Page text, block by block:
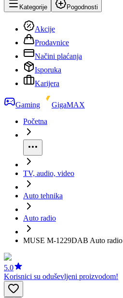
Kategorije Pogodnosti
Akcije
Prodavnice
Načini plaćanja
Isporuka
Karijera
Gaming
GigaMAX
Početna
TV, audio, video
Auto tehnika
Auto radio
MUSE M-1229DAB Auto radio
5.0
Korisnici su oduševljeni proizvodom!